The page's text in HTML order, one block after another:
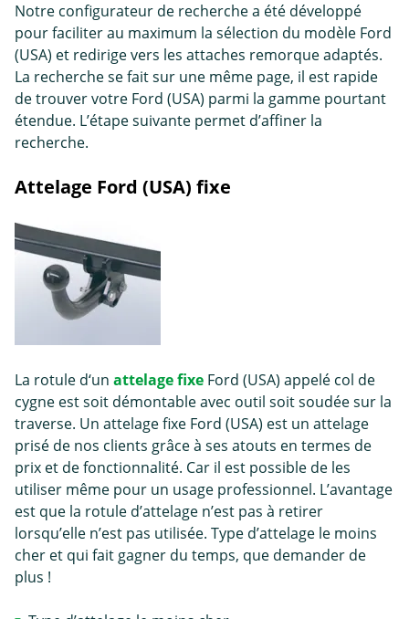
Notre configurateur de recherche a été développé
pour faciliter au maximum la sélection du modèle Ford
(USA) et redirige vers les attaches remorque adaptés.
La recherche se fait sur une même page, il est rapide
de trouver votre Ford (USA) parmi la gamme pourtant
étendue. L’étape suivante permet d’affiner la
recherche.
Attelage Ford (USA) fixe
La rotule d‘un attelage fixe Ford (USA) appelé col de
cygne est soit démontable avec outil soit soudée sur la
traverse. Un attelage fixe Ford (USA) est un attelage
prisé de nos clients grâce à ses atouts en termes de
prix et de fonctionnalité. Car il est possible de les
utiliser même pour un usage professionnel. L’avantage
est que la rotule d’attelage n’est pas à retirer
lorsqu’elle n’est pas utilisée. Type d’attelage le moins
cher et qui fait gagner du temps, que demander de
plus !